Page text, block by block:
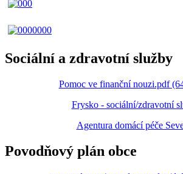
Sociální a zdravotní služby
Pomoc ve finanční nouzi.pdf
Frysko - sociální/zdravotní
Agentura domácí péče
Povodňový plán obce